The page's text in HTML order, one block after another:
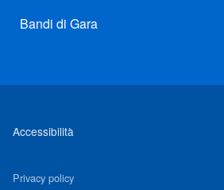
Bandi di Gara
Accessibilità
Privacy policy